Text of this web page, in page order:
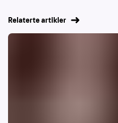
Relaterte artikler